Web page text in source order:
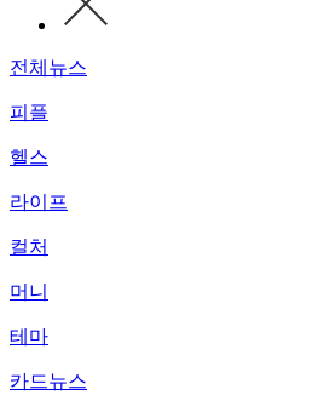
전체뉴스
피플
헬스
라이프
컬처
머니
테마
카드뉴스